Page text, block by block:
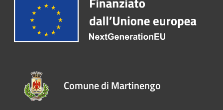
Comune di Martinengo